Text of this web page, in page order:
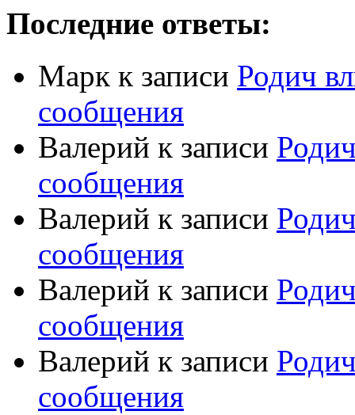
Последние ответы:
Марк к записи Родич
сообщения
Валерий к записи
сообщения
Валерий к записи
сообщения
Валерий к записи
сообщения
Валерий к записи
сообщения